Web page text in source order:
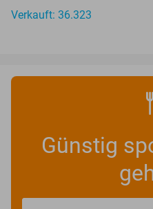
Verkauft: 36.323
Günstig